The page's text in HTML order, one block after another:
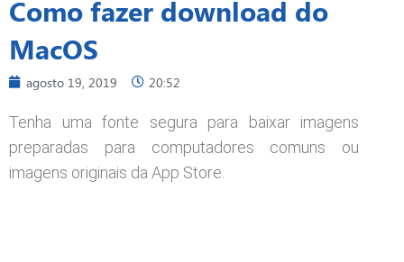
Como fazer download do
MacOS
agosto 19, 2019 20:52
Tenha uma fonte segura para baixar imagens
preparadas para computadores comuns ou
imagens originais da App Store.